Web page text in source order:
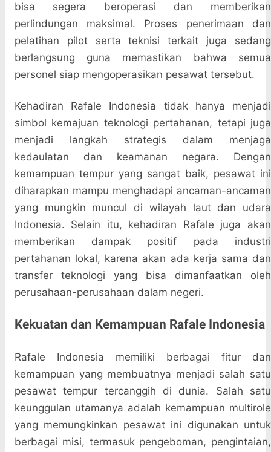
bisa segera beroperasi dan memberikan
perlindungan maksimal. Proses penerimaan dan
pelatihan pilot serta teknisi terkait juga sedang
berlangsung guna memastikan bahwa semua
personel siap mengoperasikan pesawat tersebut.
Kehadiran Rafale Indonesia tidak hanya menjadi
simbol kemajuan teknologi pertahanan, tetapi juga
menjadi langkah strategis dalam menjaga
kedaulatan dan keamanan negara. Dengan
kemampuan tempur yang sangat baik, pesawat ini
diharapkan mampu menghadapi ancaman-ancaman
yang mungkin muncul di wilayah laut dan udara
Indonesia. Selain itu, kehadiran Rafale juga akan
memberikan dampak positif pada industri
pertahanan lokal, karena akan ada kerja sama dan
transfer teknologi yang bisa dimanfaatkan oleh
perusahaan-perusahaan dalam negeri.
Kekuatan dan Kemampuan Rafale Indonesia
Rafale Indonesia memiliki berbagai fitur dan
kemampuan yang membuatnya menjadi salah satu
pesawat tempur tercanggih di dunia. Salah satu
keunggulan utamanya adalah kemampuan multirole
yang memungkinkan pesawat ini digunakan untuk
berbagai misi, termasuk pengeboman, pengintaian,